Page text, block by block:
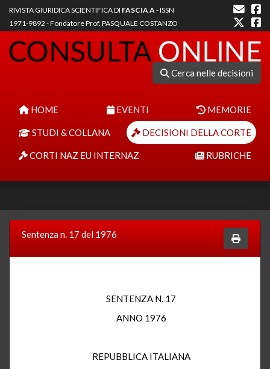
RIVISTA GIURIDICA SCIENTIFICA DI FASCIA A- ISSN
1971-9892 - Fondatore Prof. PASQUALE COSTANZO
Cerca nelle decisioni
HOME EVENTI MEMORIE
STUDI & COLLANA DECISIONI DELLA CORTE
CORTI NAZ EU INTERNAZ RUBRICHE
Sentenza n. 17 del 1976
SENTENZA N. 17
ANNO 1976
REPUBBLICA ITALIANA